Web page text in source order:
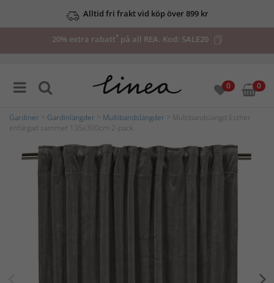
Alltid fri frakt vid köp över 899 kr
20% extra rabatt*på all REA. Kod: SALE20
0 0
Gardiner Gardinlängder Multibandslängder > Multibandslängd Esther
enfärgad sammet 135x300cm 2-pack